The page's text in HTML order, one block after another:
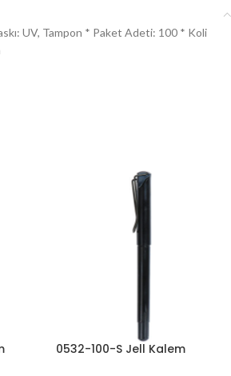
UV, Tampon * Paket Adeti: 100 * Koli
0532-100-S Jell Kalem